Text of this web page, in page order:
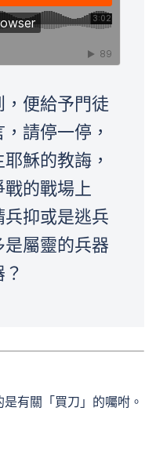
便給予門徒
請停一停，
穌的教誨，
的戰場上
抑或是逃兵
屬靈的兵器
有關「買刀」的囑咐。